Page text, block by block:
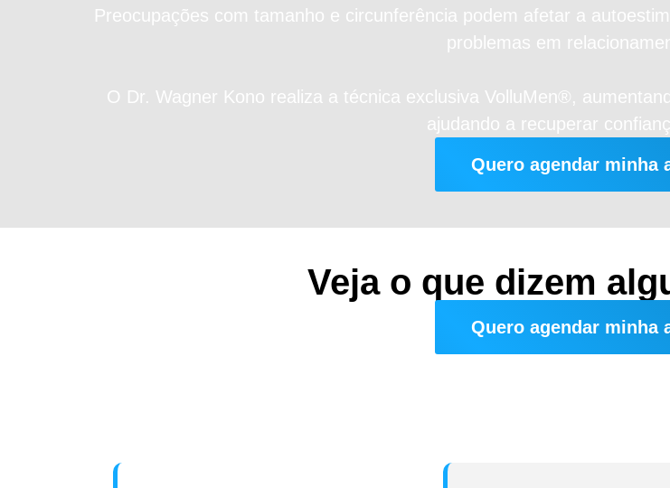
Preocupações com tamanho e circunferência podem afetar a
problemas em
O Dr. Wagner Kono realiza a técnica exclusiva VolluMen®,
ajudando a recuperar
Quero agendar minha
Veja o que dizem
Quero agendar minha